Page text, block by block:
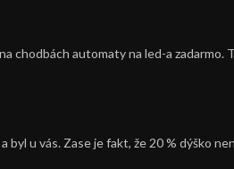
chodbách automaty na led-a zadarmo.
byl u vás. Zase je fakt, že 20 % dýško